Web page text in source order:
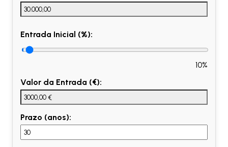
Entrada Inicial (%):
10%
Valor da Entrada (€):
Prazo (anos):